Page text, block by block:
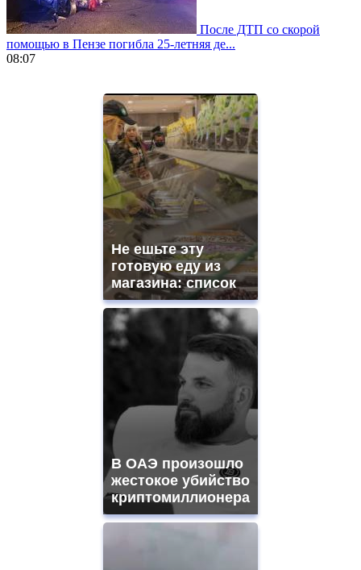
После ДТП со скорой
помощью в Пензе погибла 25-летняя де...
08:07
https://gradewatches.to/
https://www.replicasrelojes.to/
Не ешьте эту
готовую еду из
магазина: список
В ОАЭ произошло
жестокое убийство
криптомиллионера